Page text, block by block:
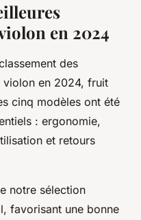
en 2024
des
violon en 2024, fruit
cinq modèles ont été
: ergonomie,
et retours
notre sélection
favorisant une bonne